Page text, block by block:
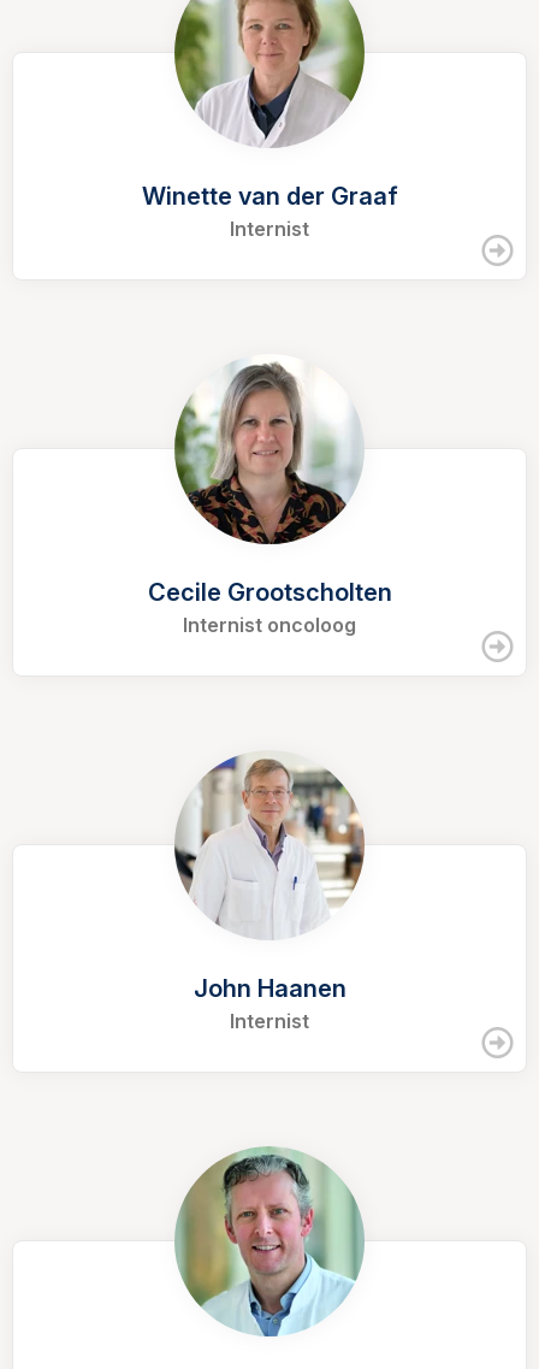
Winette van der Graaf
Internist
Cecile Grootscholten
Internist oncoloog
John Haanen
Internist